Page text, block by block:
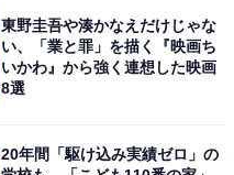
東野圭吾や湊かなえだけじゃな
い、「業と罪」を描く『映画ち
いかわ』から強く連想した映画
8選
20年間「駆け込み実績ゼロ」の